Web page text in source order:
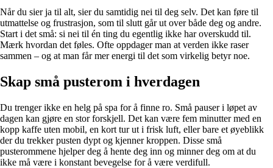
Når du sier ja til alt, sier du samtidig nei til deg selv. Det kan føre til
utmattelse og frustrasjon, som til slutt går ut over både deg og andre.
Start i det små: si nei til én ting du egentlig ikke har overskudd til.
Mærk hvordan det føles. Ofte oppdager man at verden ikke raser
sammen – og at man får mer energi til det som virkelig betyr noe.
Skap små pusterom i hverdagen
Du trenger ikke en helg på spa for å finne ro. Små pauser i løpet av
dagen kan gjøre en stor forskjell. Det kan være fem minutter med en
kopp kaffe uten mobil, en kort tur ut i frisk luft, eller bare et øyeblikk
der du trekker pusten dypt og kjenner kroppen. Disse små
pusterommene hjelper deg å hente deg inn og minner deg om at du
ikke må være i konstant bevegelse for å være verdifull.